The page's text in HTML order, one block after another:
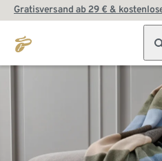
Gratisversand ab 29 € &